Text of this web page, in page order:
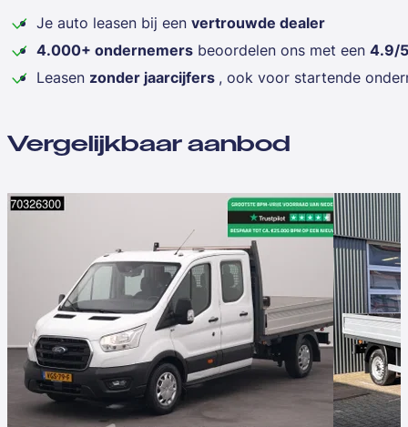
Je auto leasen bij een vertrouwde dealer
4.000+ ondernemers beoordelen ons met een 4.9/5
Leasen zonder jaarcijfers , ook voor startende
Vergelijkbaar aanbod